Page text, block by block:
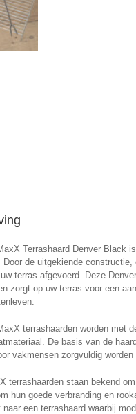
Terrashaard Denver Black
Door de uitgekiende
terras afgevoerd. Deze
zorgt op uw terras voor een
terrashaarden worden met
De basis van de
vakmensen zorgvuldig
terrashaarden staan bekend
hun goede verbranding en
een terrashaard waarbij